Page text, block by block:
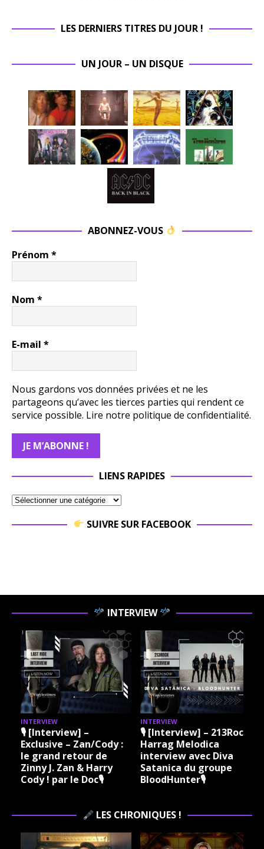
LES DERNIERS TITRES DU JOUR !
UN JOUR – UN DISQUE
ABONNEZ-VOUS
Prénom *
Nom *
E-mail *
Nous gardons vos données privées et ne les
partageons qu’avec les tierces parties qui rendent ce
service possible. Lire notre politique de confidentialité.
LIENS RAPIDES
SUIVRE SUR FACEBOOK
INTERVIEW
INTERVIEW
🎙 [Interview] –
Exclusive – Zan/Cody :
le grand retour de
Zinny J. Zan & Harry
Cody ! par le Doc🎙
INTERVIEW
🎙 [Interview] – 213Rock
Harrag Melodica
interview avec Diva
Satanica du groupe
BloodHunter🎙
LES CHRONIQUES !